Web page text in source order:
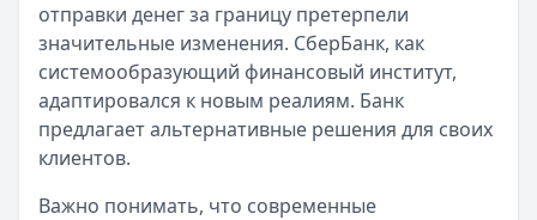
отправки денег за границу претерпели
значительные изменения. СберБанк, как
системообразующий финансовый институт,
адаптировался к новым реалиям. Банк
предлагает альтернативные решения для своих
клиентов.
Важно понимать, что современные